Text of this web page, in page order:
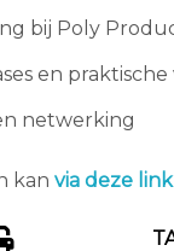
bij Poly
en
netwerking
kan via deze link